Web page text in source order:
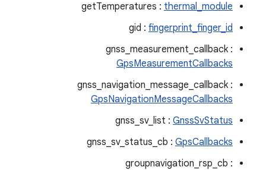
getTemperatures : thermal_module
gid : fingerprint_finger_id
‫gnss_measurement_callback :
GpsMeasurementCallbacks
‫gnss_navigation_message_callback :
GpsNavigationMessageCallbacks
gnss_sv_list : GnssSvStatus
gnss_sv_status_cb : GpsCallbacks
groupnavigation_rsp_cb :